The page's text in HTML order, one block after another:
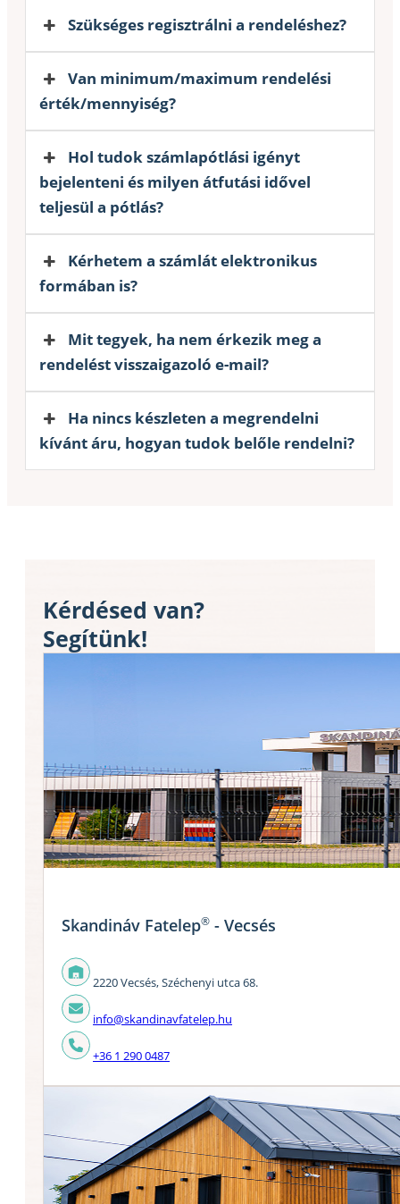
Szükséges regisztrálni a rendeléshez?
Van minimum/maximum rendelési
érték/mennyiség?
Hol tudok számlapótlási igényt
bejelenteni és milyen átfutási idővel
teljesül a pótlás?
Kérhetem a számlát elektronikus
formában is?
Mit tegyek, ha nem érkezik meg a
rendelést visszaigazoló e-mail?
Ha nincs készleten a megrendelni
kívánt áru, hogyan tudok belőle rendelni?
Kérdésed van?
Segítünk!
Skandináv Fatelep® - Vecsés
2220 Vecsés, Széchenyi utca 68.
info@skandinavfatelep.hu
+36 1 290 0487